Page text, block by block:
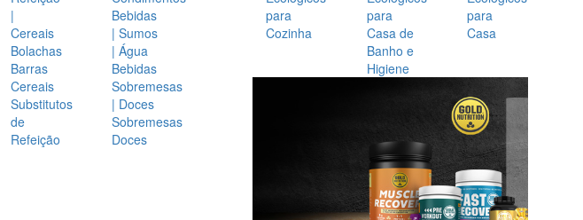
|
Cereais
Bolachas
Barras
Cereais
Substitutos
de
Refeição
Bebidas
| Sumos
| Água
Bebidas
Sobremesas
| Doces
Sobremesas
Doces
para
Cozinha
para
Casa de
Banho e
Higiene
para
Casa